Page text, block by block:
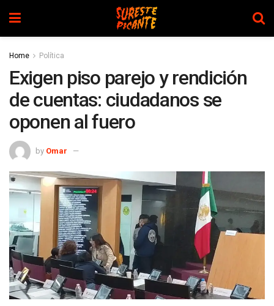
Home Política
Exigen piso parejo y rendición
de cuentas: ciudadanos se
oponen al fuero
by Omar